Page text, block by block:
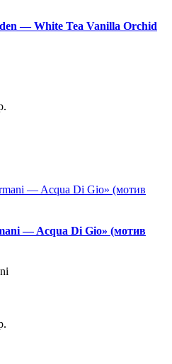
— White Tea Vanilla Orchid
— Acqua Di Gio» (мотив